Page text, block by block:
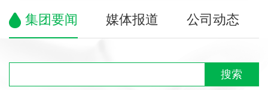
集团要闻 媒体报道 公司动态
搜索